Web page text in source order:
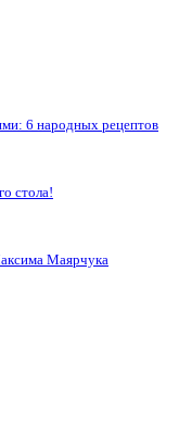
6 народных рецептов
стола!
Маярчука